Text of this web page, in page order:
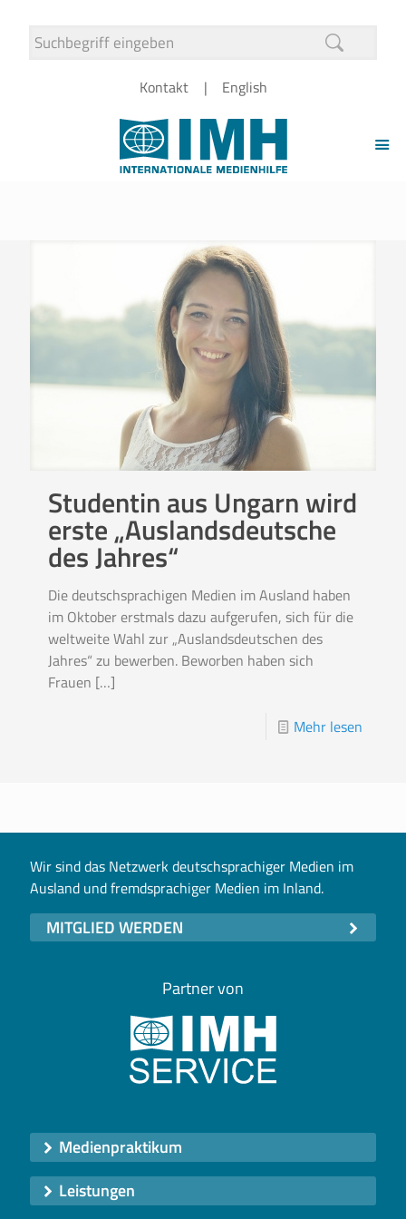
Kontakt English
Studentin aus Ungarn wird
erste „Auslandsdeutsche
des Jahres“
Die deutschsprachigen Medien im Ausland haben
im Oktober erstmals dazu aufgerufen, sich für die
weltweite Wahl zur „Auslandsdeutschen des
Jahres“ zu bewerben. Beworben haben sich
Frauen […]
Mehr lesen
Wir sind das Netzwerk deutschsprachiger Medien im
Ausland und fremdsprachiger Medien im Inland.
MITGLIED WERDEN
Partner von
Medienpraktikum
Leistungen